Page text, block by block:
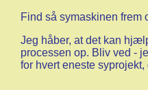
Find så symaskinen frem
Jeg håber, at det kan
processen op. Bliv ved -
for hvert eneste